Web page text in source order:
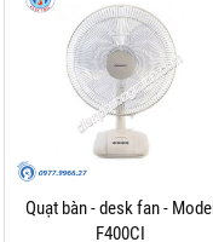
Quạt bàn - desk fan - Model
F400CI